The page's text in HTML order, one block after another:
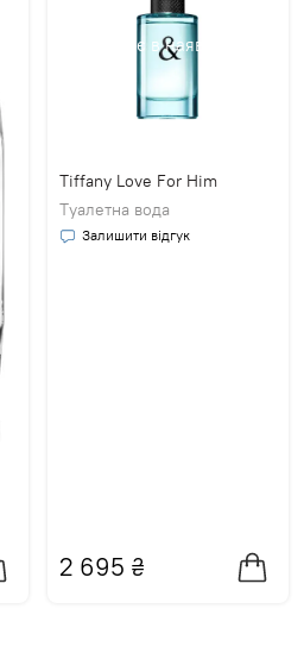
Немає в наявності
Tiffany Love For Him
Туалетна вода
Залишити відгук
2 695 ₴